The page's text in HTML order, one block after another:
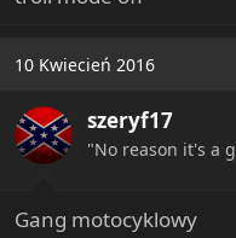
10 Kwiecień 2016
szeryf17
"No reason it's a
Gang motocyklowy